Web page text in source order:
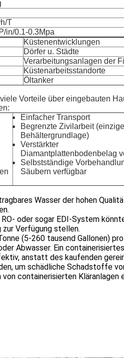
T
in/0.1-0.3Mpa
Küstenentwicklungen
Dörfer u. Städte
Verarbeitungsanlagen der
Küstenarbeitsstandorte
Öltanker
Vorteile über eingebauten
Einfacher Transport
Begrenzte Zivilarbeit (einzige
Behältergrundlage)
Verstärkter
Diamantplattenbodenbelag
Selbstständige
Säubern verfügbar
Wasser der hohen
oder sogar EDI-System
Verfügung stellen.
(5-260 tausend Gallonen)
Abwasser. Ein
anstatt des kaufenden
um schädliche Schadstoffe
containerisierten Kläranlagen